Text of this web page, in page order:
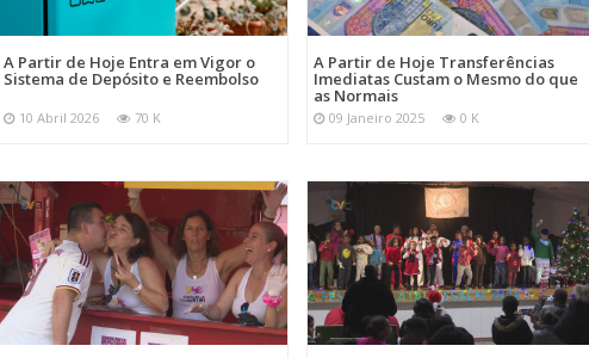
A Partir de Hoje Entra em Vigor o
Sistema de Depósito e Reembolso
10 Abril 2026 70 K
A Partir de Hoje Transferências
Imediatas Custam o Mesmo do que
as Normais
09 Janeiro 2025 0 K